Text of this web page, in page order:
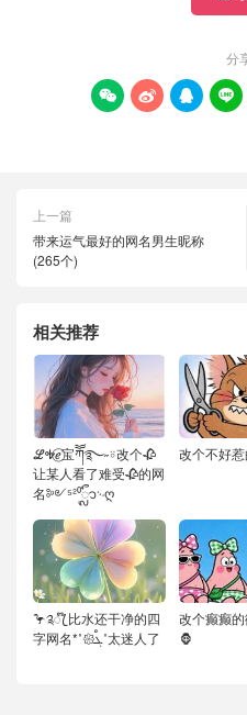
分
   
上一篇
带来运气最好的网名男生昵称
(265个)
相关推荐
ℒᎭℯ⃝宝ཀོོ࿐˶⍤改个🥀
让某人看了难受🥀的网
名༻⁵²⁰ᬽ࿙ღ
改个不好
🦩༉ꦿ໊ 比水还干净的四
字网名*˚𑁍ࠬܓ˚太迷人了
改个癫癫
🦍